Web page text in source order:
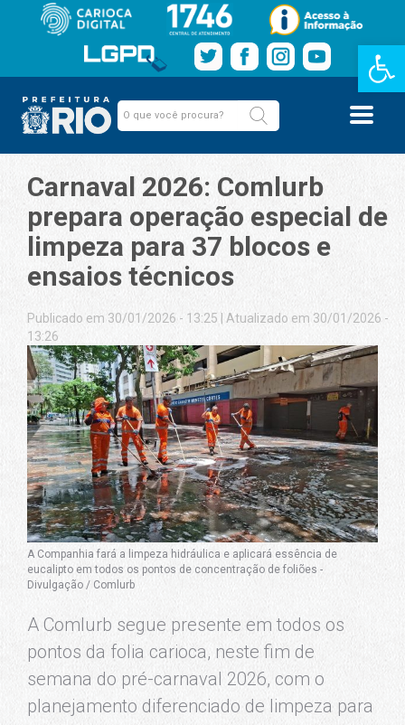
Barra de
Carnaval 2026: Comlurb
prepara operação especial de
limpeza para 37 blocos e
ensaios técnicos
Publicado em 30/01/2026 - 13:25
Atualizado em 30/01/2026 -
13:26
A Companhia fará a limpeza hidráulica e aplicará essência de
eucalipto em todos os pontos de concentração de foliões -
Divulgação / Comlurb
A Comlurb segue presente em todos os
pontos da folia carioca, neste fim de
semana do pré-carnaval 2026, com o
planejamento diferenciado de limpeza para